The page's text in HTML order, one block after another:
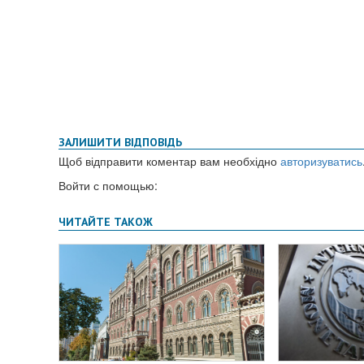
ЗАЛИШИТИ ВІДПОВІДЬ
Щоб відправити коментар вам необхідно авторизуватись
Войти с помощью: